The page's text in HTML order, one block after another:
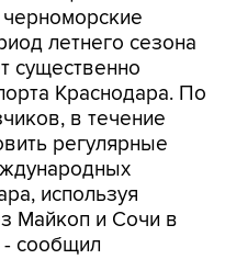
черноморские
летнего сезона
существенно
Краснодара. По
в течение
регулярные
используя
Майкоп и Сочи в
- сообщил